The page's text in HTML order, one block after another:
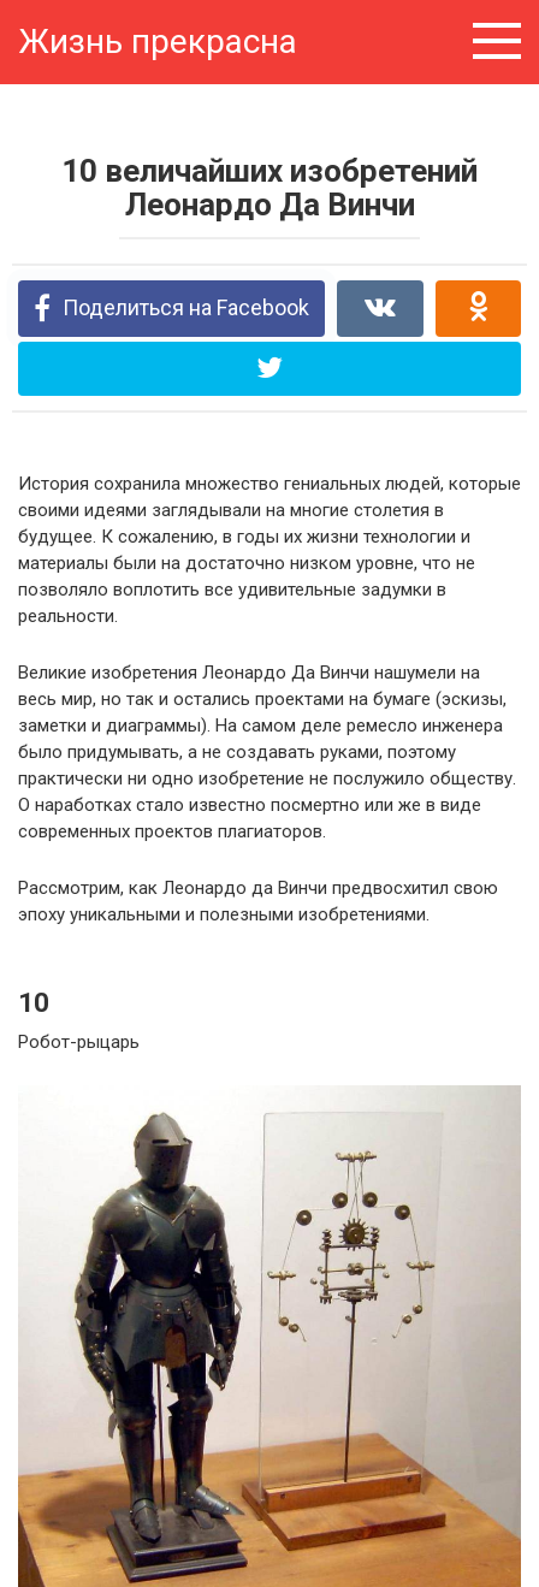
Жизнь прекрасна
10 величайших изобретений
Леонардо Да Винчи
Поделиться на Facebook
История сохранила множество гениальных людей, которые
своими идеями заглядывали на многие столетия в
будущее. К сожалению, в годы их жизни технологии и
материалы были на достаточно низком уровне, что не
позволяло воплотить все удивительные задумки в
реальности.
Великие изобретения Леонардо Да Винчи нашумели на
весь мир, но так и остались проектами на бумаге (эскизы,
заметки и диаграммы). На самом деле ремесло инженера
было придумывать, а не создавать руками, поэтому
практически ни одно изобретение не послужило обществу.
О наработках стало известно посмертно или же в виде
современных проектов плагиаторов.
Рассмотрим, как Леонардо да Винчи предвосхитил свою
эпоху уникальными и полезными изобретениями.
10
Робот-рыцарь